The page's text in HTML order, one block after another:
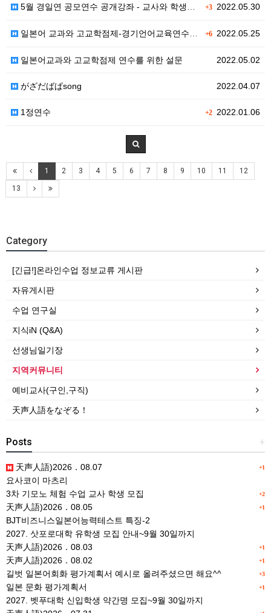
+32022.05.30
5월 경일연 공모연수 공개강좌 - 교사와 학생이 함께하…
+62022.05.25
일본어 교과와 고교학점제-경기언어교육연수원 연수 신청안…
2022.05.02
일본어교과와 고교학점제 연수를 위한 설문
2022.04.07
がざだばぱsong
+22022.01.06
1정연수
1 2 3 4 5 6 7 8 9 10 11 12
13
Category
[긴급!]온라인수업 정보교류 게시판
자유게시판
수업 연구실
지식iN (Q&A)
선생님일기장
지역커뮤니티
예비교사(구인,구직)
天声人語をなぞる！
+
Posts
+1
天声人語)2026．08.07
요사코이 마츠리
+2
3차 기모노 체험 수업 교사 학생 모집
+1
天声人語)2026．08.05
BJT비즈니스일본어능력테스트 특징-2
2027. 삿포로대학 유학생 모집 안내~9월 30일까지
+1
天声人語)2026．08.03
+1
天声人語)2026．08.02
+3
길벗 일본어회화 평가계획서 예시로 올려주셨으면 해요^^
+1
일본 문화 평가계획서
2027. 벳푸대학 신입학생 약간명 모집~9월 30일까지